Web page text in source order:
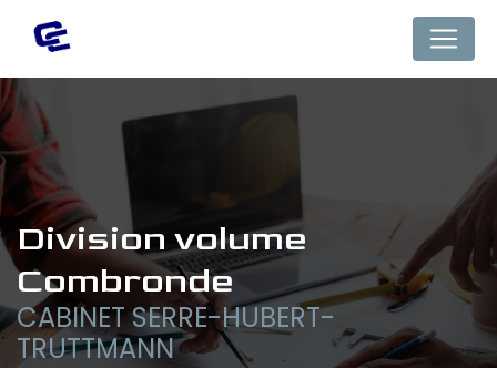
division volume
Combronde
CABINET SERRE-HUBERT-
TRUTTMANN